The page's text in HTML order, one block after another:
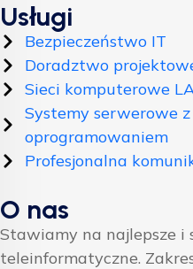
Usługi
Bezpieczeństwo IT
Doradztwo
Sieci komputerowe
Systemy serwerowe
oprogramowaniem
Profesjonalna
O nas
Stawiamy na najlepsze i
teleinformatyczne.